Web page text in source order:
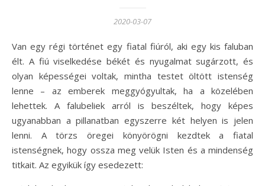
2020-03-07
Van egy régi történet egy fiatal fiúról, aki egy kis faluban
élt. A fiú viselkedése békét és nyugalmat sugárzott, és
olyan képességei voltak, mintha testet öltött istenség
lenne – az emberek meggyógyultak, ha a közelében
lehettek. A falubeliek arról is beszéltek, hogy képes
ugyanabban a pillanatban egyszerre két helyen is jelen
lenni. A törzs öregei könyörögni kezdtek a fiatal
istenségnek, hogy ossza meg velük Isten és a mindenség
titkait. Az egyikük így esedezett: